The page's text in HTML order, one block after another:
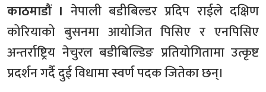
काठमाडौं । नेपाली बडीबिल्डर प्रदिप राईले दक्षिण
कोरियाको बुसनमा आयोजित पिसिए र एनपिसिए
अन्तर्राष्ट्रिय नेचुरल बडीबिल्डिङ प्रतियोगितामा उत्कृष्ट
प्रदर्शन गर्दै दुई विधामा स्वर्ण पदक जितेका छन्।